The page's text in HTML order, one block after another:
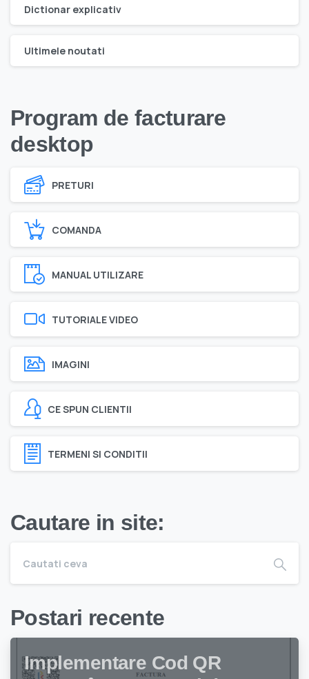
Dictionar explicativ
Ultimele noutati
Program de facturare
desktop
PRETURI
COMANDA
MANUAL UTILIZARE
TUTORIALE VIDEO
IMAGINI
CE SPUN CLIENTII
TERMENI SI CONDITII
Cautare in site:
Postari recente
Implementare Cod QR